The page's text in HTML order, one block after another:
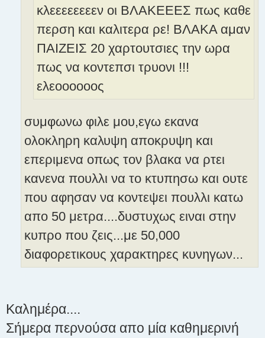
κλεεεεεεεεν οι ΒΛΑΚΕΕΕΣ πως καθε
περση και καλιτερα ρε! ΒΛΑΚΑ αμαν
ΠΑΙΖΕΙΣ 20 χαρτουτσιες την ωρα
πως να κοντεπσι τρυονι !!!
ελεοοοοοος
συμφωνω φιλε μου,εγω εκανα
ολοκληρη καλυψη αποκρυψη και
επεριμενα οπως τον βλακα να ρτει
κανενα πουλλι να το κτυπησω και ουτε
που αφησαν να κοντεψει πουλλι κατω
απο 50 μετρα....δυστυχως ειναι στην
κυπρο που ζεις...με 50,000
διαφορετικους χαρακτηρες κυνηγων...
Καλημέρα....
Σήμερα περνούσα απο μία καθημερινή